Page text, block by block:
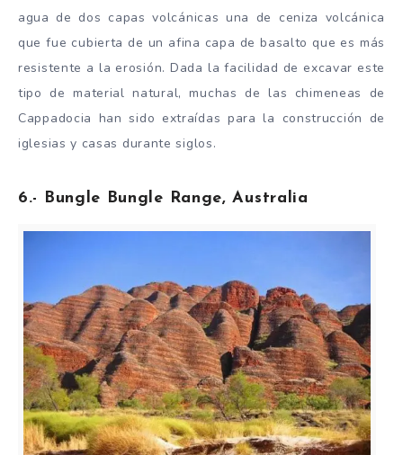
agua de dos capas volcánicas una de ceniza volcánica
que fue cubierta de un afina capa de basalto que es más
resistente a la erosión. Dada la facilidad de excavar este
tipo de material natural, muchas de las chimeneas de
Cappadocia han sido extraídas para la construcción de
iglesias y casas durante siglos.
6.- Bungle Bungle Range, Australia